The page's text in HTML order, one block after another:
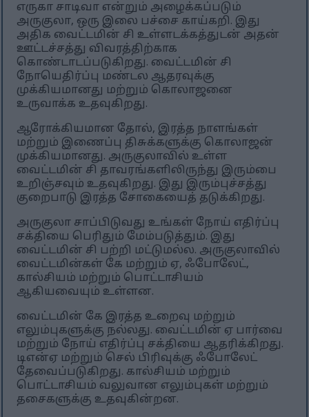
எருகா சாடிவா என்றும் அழைக்கப்படும்
அருகுலா, ஒரு இலை பச்சை காய்கறி. இது
அதிக வைட்டமின் சி உள்ளடக்கத்துடன் அதன்
ஊட்டச்சத்து விவரத்திற்காக
கொண்டாடப்படுகிறது. வைட்டமின் சி
நோயெதிர்ப்பு மண்டல ஆதரவுக்கு
முக்கியமானது மற்றும் கொலாஜனை
உருவாக்க உதவுகிறது.
ஆரோக்கியமான தோல், இரத்த நாளங்கள்
மற்றும் இணைப்பு திசுக்களுக்கு கொலாஜன்
முக்கியமானது. அருகுலாவில் உள்ள
வைட்டமின் சி தாவரங்களிலிருந்து இரும்பை
உறிஞ்சவும் உதவுகிறது. இது இரும்புச்சத்து
குறைபாடு இரத்த சோகையைத் தடுக்கிறது.
அருகுலா சாப்பிடுவது உங்கள் நோய் எதிர்ப்பு
சக்தியை பெரிதும் மேம்படுத்தும். இது
வைட்டமின் சி பற்றி மட்டுமல்ல. அருகுலாவில்
வைட்டமின்கள் கே மற்றும் ஏ, ஃபோலேட்,
கால்சியம் மற்றும் பொட்டாசியம்
ஆகியவையும் உள்ளன.
வைட்டமின் கே இரத்த உறைவு மற்றும்
எலும்புகளுக்கு நல்லது. வைட்டமின் ஏ பார்வை
மற்றும் நோய் எதிர்ப்பு சக்தியை ஆதரிக்கிறது.
டிஎன்ஏ மற்றும் செல் பிரிவுக்கு ஃபோலேட்
தேவைப்படுகிறது. கால்சியம் மற்றும்
பொட்டாசியம் வலுவான எலும்புகள் மற்றும்
தசைகளுக்கு உதவுகின்றன.